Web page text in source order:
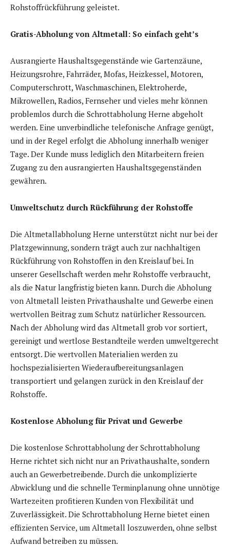
Rohstoffrückführung geleistet.
Gratis-Abholung von Altmetall: So einfach geht’s
Ausrangierte Haushaltsgegenstände wie Gartenzäune,
Heizungsrohre, Fahrräder, Mofas, Heizkessel, Motoren,
Computerschrott, Waschmaschinen, Elektroherde,
Mikrowellen, Radios, Fernseher und vieles mehr können
problemlos durch die Schrottabholung Herne abgeholt
werden. Eine unverbindliche telefonische Anfrage genügt,
und in der Regel erfolgt die Abholung innerhalb weniger
Tage. Der Kunde muss lediglich den Mitarbeitern freien
Zugang zu den ausrangierten Haushaltsgegenständen
gewähren.
Umweltschutz durch Rückführung der Rohstoffe
Die Altmetallabholung Herne unterstützt nicht nur bei der
Platzgewinnung, sondern trägt auch zur nachhaltigen
Rückführung von Rohstoffen in den Kreislauf bei. In
unserer Gesellschaft werden mehr Rohstoffe verbraucht,
als die Natur langfristig bieten kann. Durch die Abholung
von Altmetall leisten Privathaushalte und Gewerbe einen
wertvollen Beitrag zum Schutz natürlicher Ressourcen.
Nach der Abholung wird das Altmetall grob vor sortiert,
gereinigt und wertlose Bestandteile werden umweltgerecht
entsorgt. Die wertvollen Materialien werden zu
hochspezialisierten Wiederaufbereitungsanlagen
transportiert und gelangen zurück in den Kreislauf der
Rohstoffe.
Kostenlose Abholung für Privat und Gewerbe
Die kostenlose Schrottabholung der Schrottabholung
Herne richtet sich nicht nur an Privathaushalte, sondern
auch an Gewerbetreibende. Durch die unkomplizierte
Abwicklung und die schnelle Terminplanung ohne unnötige
Wartezeiten profitieren Kunden von Flexibilität und
Zuverlässigkeit. Die Schrottabholung Herne bietet einen
effizienten Service, um Altmetall loszuwerden, ohne selbst
Aufwand betreiben zu müssen.